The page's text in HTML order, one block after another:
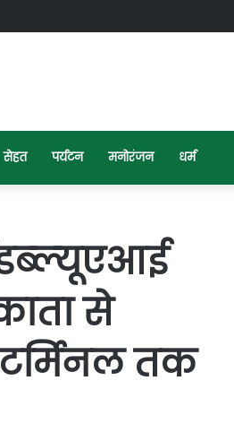
सेहत पर्यटन मनोरंजन धर्म
से
तक